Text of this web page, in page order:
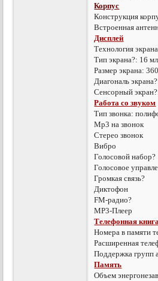
Корпус
Конструкция
Встроенная
Дисплей
Технология
Тип экрана?: 16
Размер экрана:
Диагональ
Сенсорный
Работа со звуком
Тип звонка:
Mp3 на звонок
Стерео звонок
Вибро
Голосовой набор?
Голосовое
Громкая связь?
Диктофон
FM-радио?
MP3-Плеер
Телефонная
Номера в памяти
Расширенная
Поддержка групп
Память
Объем